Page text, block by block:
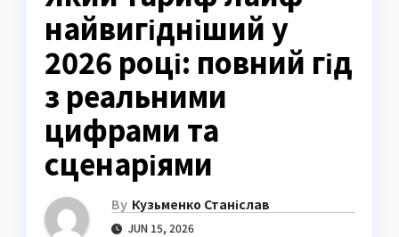
найвигідніший у
2026 році: повний гід
з реальними
цифрами та
сценаріями
By Кузьменко Станіслав
JUN 15, 2026